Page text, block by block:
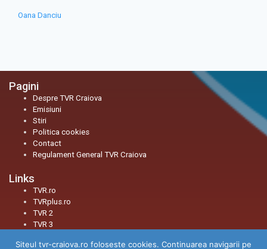
Oana Danciu
Pagini
Despre TVR Craiova
Emisiuni
Stiri
Politica cookies
Contact
Regulament General TVR Craiova
Links
TVR.ro
TVRplus.ro
TVR 2
TVR 3
Siteul tvr-craiova.ro foloseste cookies. Continuarea navigarii pe